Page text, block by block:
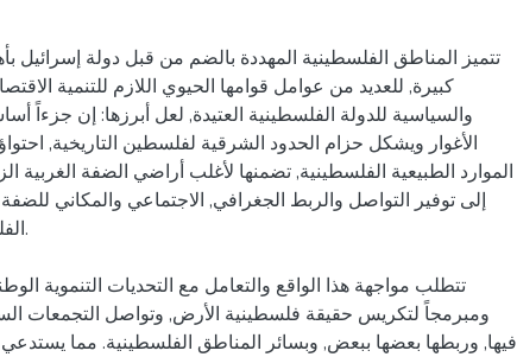
تتميز المناطق الفلسطينية المهددة بالضم من قبل دولة إسرائيل
كبيرة, للعديد من عوامل قوامها الحيوي اللازم للتنمية
والسياسية للدولة الفلسطينية العتيدة, لعل أبرزها: إن جزءاً
الأغوار ويشكل حزام الحدود الشرقية لفلسطين التاريخية,
الموارد الطبيعية الفلسطينية, تضمنها لأغلب أراضي الضفة الغربية
إلى توفير التواصل والربط الجغرافي, الاجتماعي والمكاني للضفة
تتطلب مواجهة هذا الواقع والتعامل مع التحديات التنموية
ومبرمجاً لتكريس حقيقة فلسطينية الأرض, وتواصل التجمعات
فيها, وربطها بعضها ببعض, وبسائر المناطق الفلسطينية. مما